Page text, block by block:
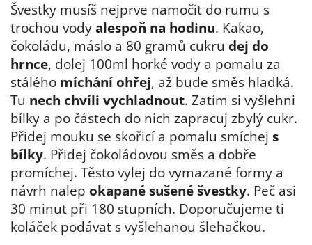
Švestky musíš nejprve namočit do rumu s
trochou vody alespoň na hodinu. Kakao,
čokoládu, máslo a 80 gramů cukru dej do
hrnce, dolej 100ml horké vody a pomalu za
stálého míchání ohřej, až bude směs hladká.
Tu nech chvíli vychladnout. Zatím si vyšlehni
bílky a po částech do nich zapracuj zbylý cukr.
Přidej mouku se skořicí a pomalu smíchej s
bílky. Přidej čokoládovou směs a dobře
promíchej. Těsto vylej do vymazané formy a
návrh nalep okapané sušené švestky. Peč asi
30 minut při 180 stupních. Doporučujeme ti
koláček podávat s vyšlehanou šlehačkou.